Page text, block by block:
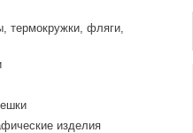
термокружки, фляги,
изделия